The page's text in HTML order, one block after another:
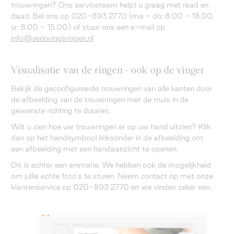
trouwringen? Ons serviceteam helpt u graag met raad en
daad. Bel ons op 020-893 2770 (ma - do: 8.00 - 18.00,
vr: 8.00 - 15.00) of stuur ons een e-mail op
info@verlovingsringen.nl
Visualisatie van de ringen - ook op de vinger
Bekijk de geconfigureerde trouwringen van alle kanten door
de afbeelding van de trouwringen met de muis in de
gewenste richting te draaien.
Wilt u zien hoe uw trouwringen er op uw hand uitzien? Klik
dan op het handsymbool linksonder in de afbeelding om
een afbeelding met een handaanzicht te openen.
Dit is echter een animatie. We hebben ook de mogelijkheid
om jullie echte foto's te sturen. Neem contact op met onze
klantenservice op 020-893 2770 en we vinden zeker een.